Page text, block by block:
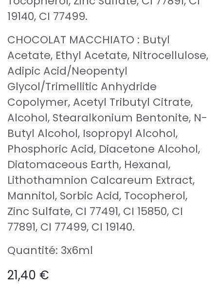
19140, CI 77499.
CHOCOLAT MACCHIATO : Butyl
Acetate, Ethyl Acetate, Nitrocellulose,
Adipic Acid/Neopentyl
Glycol/Trimellitic Anhydride
Copolymer, Acetyl Tributyl Citrate,
Alcohol, Stearalkonium Bentonite, N-
Butyl Alcohol, Isopropyl Alcohol,
Phosphoric Acid, Diacetone Alcohol,
Diatomaceous Earth, Hexanal,
Lithothamnion Calcareum Extract,
Mannitol, Sorbic Acid, Tocopherol,
Zinc Sulfate, CI 77491, CI 15850, CI
77891, CI 77499, CI 19140.
Quantité: 3x6ml
21,40 €